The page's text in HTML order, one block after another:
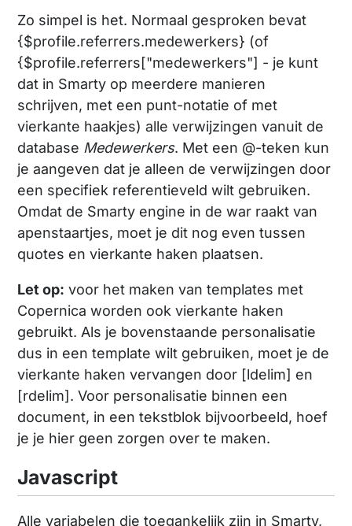
Zo simpel is het. Normaal gesproken bevat
{$profile.referrers.medewerkers} (of
{$profile.referrers["medewerkers"] - je kunt
dat in Smarty op meerdere manieren
schrijven, met een punt-notatie of met
vierkante haakjes) alle verwijzingen vanuit de
database Medewerkers. Met een @-teken kun
je aangeven dat je alleen de verwijzingen door
een specifiek referentieveld wilt gebruiken.
Omdat de Smarty engine in de war raakt van
apenstaartjes, moet je dit nog even tussen
quotes en vierkante haken plaatsen.
Let op: voor het maken van templates met
Copernica worden ook vierkante haken
gebruikt. Als je bovenstaande personalisatie
dus in een template wilt gebruiken, moet je de
vierkante haken vervangen door [ldelim] en
[rdelim]. Voor personalisatie binnen een
document, in een tekstblok bijvoorbeeld, hoef
je je hier geen zorgen over te maken.
Javascript
Alle variabelen die toegankelijk zijn in Smarty,